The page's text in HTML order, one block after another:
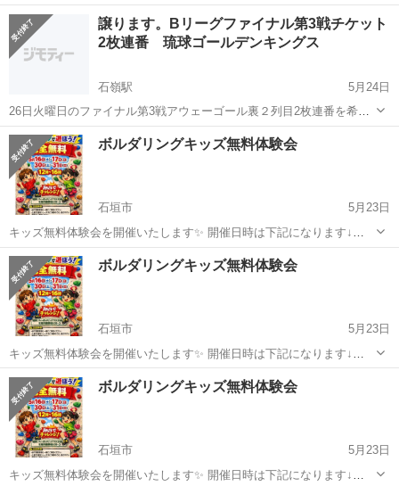
会〜 走る・判断する・動き続ける。 子どもたちの “本来の運動能力”
を楽しく引き出すチャレンジイベントを開催します！ VOLT SPOR...
沖縄 浦添市 浦添前田駅 スポーツ instagram
譲ります。Bリーグファイナル第3戦チケット
2枚連番 琉球ゴールデンキングス
石嶺駅
5月24日
26日火曜日のファイナル第3戦アウェーゴール裏２列目2枚連番を希望
の方ご連絡下さい。定価でお譲りします。沖縄から応援に行くという
方優先です。1枚19500円の席です。キングスファンの方のみになりま
す。連絡多数の場合お返事がで...
沖縄 那覇市 石嶺駅 スポーツ
ボルダリングキッズ無料体験会
石垣市
5月23日
キッズ無料体験会を開催いたします✨ 開催日時は下記になります↓
5/30(土)、31(日)12:00〜16:00 6/13(土)、14(日)、27(土)、28(日)12:00〜
16:00 持ち物は動きやすい服装と上履き...
沖縄 石垣市 スポーツ 体験会
ボルダリングキッズ無料体験会
石垣市
5月23日
キッズ無料体験会を開催いたします✨ 開催日時は下記になります↓
5/30(土)、31(日)12:00〜16:00 6/13(土)、14(日)、27(土)、28(日)12:00〜
16:00 持ち物は動きやすい服装と上履き...
沖縄 石垣市 スポーツ 体験会
ボルダリングキッズ無料体験会
石垣市
5月23日
キッズ無料体験会を開催いたします✨ 開催日時は下記になります↓